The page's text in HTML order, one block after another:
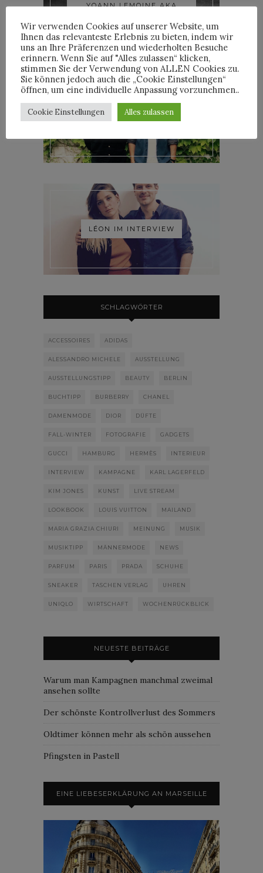
YOANN LEMOINE AKA
ROOSEVELT IM INTERVIEW
LÉON IM INTERVIEW
SCHLAGWÖRTER
ACCESSOIRES ADIDAS
ALESSANDRO MICHELE AUSSTELLUNG
AUSSTELLUNGSTIPP BEAUTY BERLIN
BUCHTIPP BURBERRY CHANEL
DAMENMODE DIOR DÜFTE
FALL-WINTER FOTOGRAFIE GADGETS
GUCCI HAMBURG HERMÈS INTERIEUR
INTERVIEW KAMPAGNE KARL LAGERFELD
KIM JONES KUNST LIVE STREAM
LOOKBOOK LOUIS VUITTON MAILAND
MARIA GRAZIA CHIURI MEINUNG MUSIK
MUSIKTIPP MÄNNERMODE NEWS
PARFUM PARIS PRADA SCHUHE
SNEAKER TASCHEN VERLAG UHREN
UNIQLO WIRTSCHAFT WOCHENRÜCKBLICK
NEUESTE BEITRÄGE
Warum man Kampagnen manchmal zweimal
ansehen sollte
Der schönste Kontrollverlust des Sommers
Oldtimer können mehr als schön aussehen
Pfingsten in Pastell
EINE LIEBESERKLÄRUNG AN MARSEILLE
Wir verwenden Cookies auf unserer Website, um
Ihnen das relevanteste Erlebnis zu bieten, indem wir
uns an Ihre Präferenzen und wiederholten Besuche
erinnern. Wenn Sie auf "Alles zulassen“ klicken,
stimmen Sie der Verwendung von ALLEN Cookies zu.
Sie können jedoch auch die „Cookie Einstellungen“
öffnen, um eine individuelle Anpassung vorzunehmen..
Cookie Einstellungen Alles zulassen